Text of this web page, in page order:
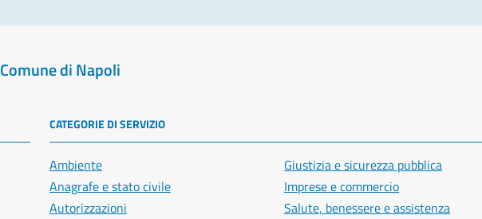
Comune di Napoli
CATEGORIE DI SERVIZIO
Ambiente
Anagrafe e stato civile
Autorizzazioni
Giustizia e sicurezza pubblica
Imprese e commercio
Salute, benessere e assistenza